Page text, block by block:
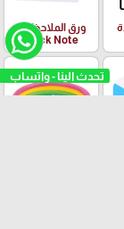
تحدث الينا - واتساب
ورق الملاحظات
Stick Note